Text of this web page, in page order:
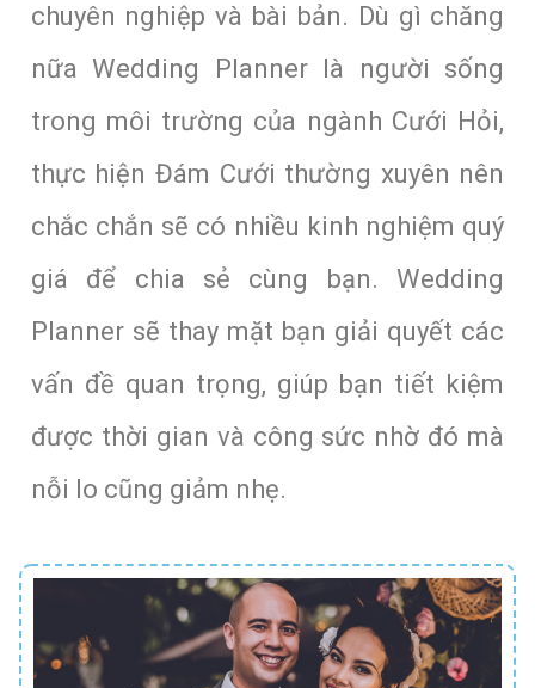
chuyên nghiệp và bài bản. Dù gì chăng
nữa Wedding Planner là người sống
trong môi trường của ngành Cưới Hỏi,
thực hiện Đám Cưới thường xuyên nên
chắc chắn sẽ có nhiều kinh nghiệm quý
giá để chia sẻ cùng bạn. Wedding
Planner sẽ thay mặt bạn giải quyết các
vấn đề quan trọng, giúp bạn tiết kiệm
được thời gian và công sức nhờ đó mà
nỗi lo cũng giảm nhẹ.